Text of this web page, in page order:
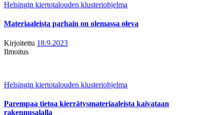
Helsingin kiertotalouden klusteriohjelma
Materiaaleista parhain on olemassa oleva
Kirjoitettu 18.9.2023
Ilmoitus
Helsingin kiertotalouden klusteriohjelma
Parempaa tietoa kierrätysmateriaaleista kaivataan
rakennusalalla